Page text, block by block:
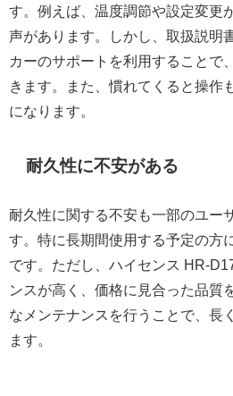
す。例えば、温度調節や設定変更
声があります。しかし、取扱説明
カーのサポートを利用することで
きます。また、慣れてくると操作
になります。
耐久性に不安がある
耐久性に関する不安も一部のユー
す。特に長期間使用する予定の方
です。ただし、ハイセンス HR-
ンスが高く、価格に見合った品質
なメンテナンスを行うことで、長
ます。